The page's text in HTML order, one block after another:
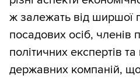
ж залежать від ширшої
посадових осіб, членів
політичних експертів та
державних компаній,